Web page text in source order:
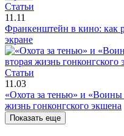
Статьи
11.11
Франкенштейн в кино: как
экране
Статьи
11.03
«Охота за тенью» и «Воины
жизнь гонконгского экшена
Показать еще